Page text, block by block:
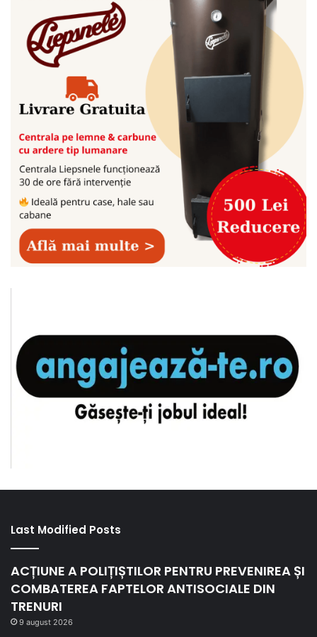
Last Modified Posts
ACȚIUNE A POLIȚIȘTILOR PENTRU PREVENIREA ȘI
COMBATEREA FAPTELOR ANTISOCIALE DIN
TRENURI
9 august 2026